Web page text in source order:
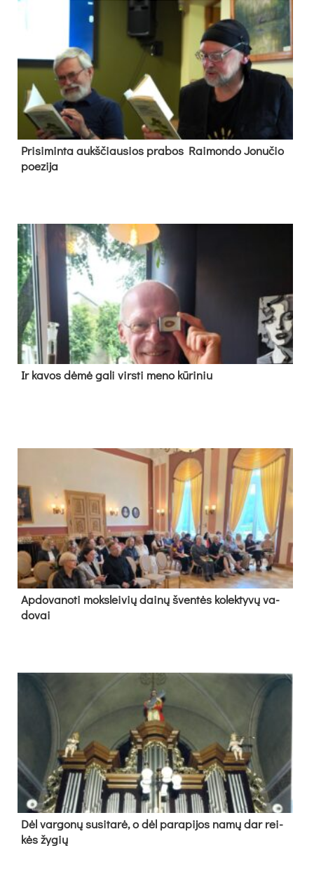
Pri­si­min­ta aukš­čiau­sios pra­bos Rai­mon­do Jo­nu­čio
poe­zi­ja
Ir ka­vos dė­mė ga­li virs­ti me­no kū­ri­niu
Ap­do­va­no­ti moks­lei­vių dai­nų šven­tės ko­lek­ty­vų va­
do­vai
Dėl var­go­nų su­si­ta­rė, o dėl pa­ra­pi­jos na­mų dar rei­
kės žy­gių